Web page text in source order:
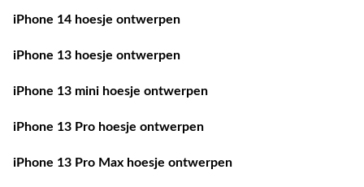
iPhone 14 hoesje ontwerpen
iPhone 13 hoesje ontwerpen
iPhone 13 mini hoesje ontwerpen
iPhone 13 Pro hoesje ontwerpen
iPhone 13 Pro Max hoesje ontwerpen